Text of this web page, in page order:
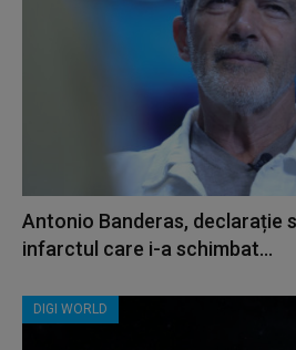
Antonio Banderas, declarație
infarctul care i-a schimbat...
DIGI WORLD